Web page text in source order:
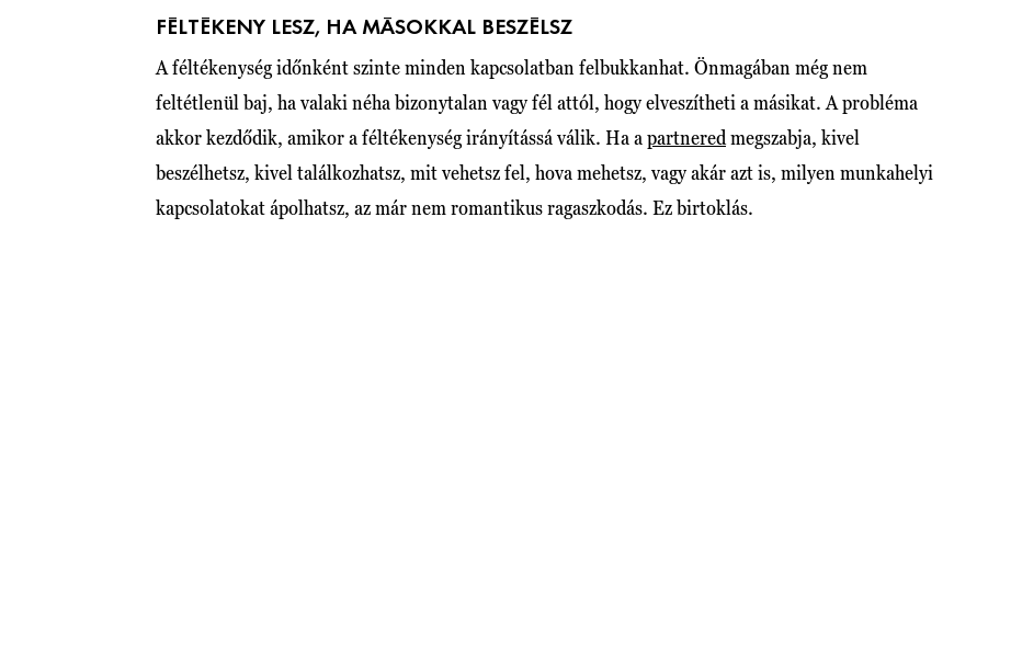
FÉLTÉKENY LESZ, HA MÁSOKKAL BESZÉLSZ
A féltékenység időnként szinte minden kapcsolatban felbukkanhat. Önmagában még nem
feltétlenül baj, ha valaki néha bizonytalan vagy fél attól, hogy elveszítheti a másikat. A probléma
akkor kezdődik, amikor a féltékenység irányítássá válik. Ha a partnered megszabja, kivel
beszélhetsz, kivel találkozhatsz, mit vehetsz fel, hova mehetsz, vagy akár azt is, milyen munkahelyi
kapcsolatokat ápolhatsz, az már nem romantikus ragaszkodás. Ez birtoklás.